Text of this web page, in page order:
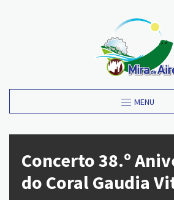
MENU
Concerto 38.º
do Coral Gaudia